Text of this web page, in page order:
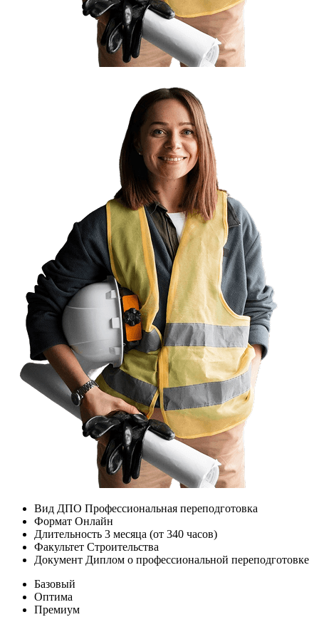
Вид ДПО Профессиональная переподготовка
Формат Онлайн
Длительность 3 месяца (от 340 часов)
Факультет Строительства
Документ Диплом о профессиональной переподготовке
Базовый
Оптима
Премиум